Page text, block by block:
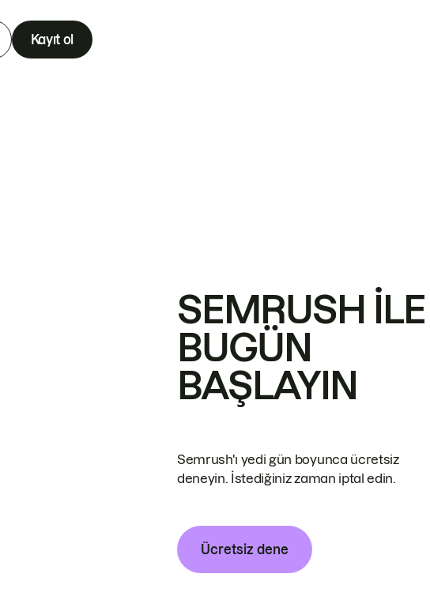
Kayıt ol
SEMRUSH ILE
BUGÜN
BAŞLAYIN
Semrush'ı yedi gün boyunca ücretsiz
deneyin. İstediğiniz zaman iptal edin.
Ücretsiz dene